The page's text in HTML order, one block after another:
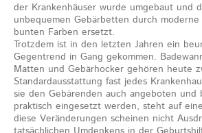
der Krankenhäuser wurde umgebaut und
unbequemen Gebärbetten durch
bunten Farben ersetzt.
Trotzdem ist in den letzten Jahren ein
Gegentrend in Gang gekommen.
Matten und Gebärhocker gehören heute
Standardausstattung fast jedes
sie den Gebärenden auch angeboten und
praktisch eingesetzt werden, steht auf
diese Veränderungen scheinen nicht